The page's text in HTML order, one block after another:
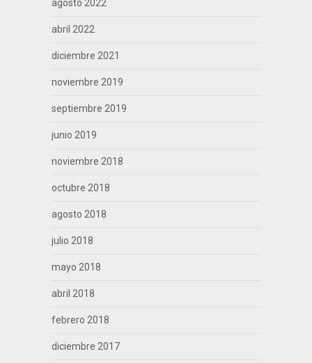
agosto 2022
abril 2022
diciembre 2021
noviembre 2019
septiembre 2019
junio 2019
noviembre 2018
octubre 2018
agosto 2018
julio 2018
mayo 2018
abril 2018
febrero 2018
diciembre 2017